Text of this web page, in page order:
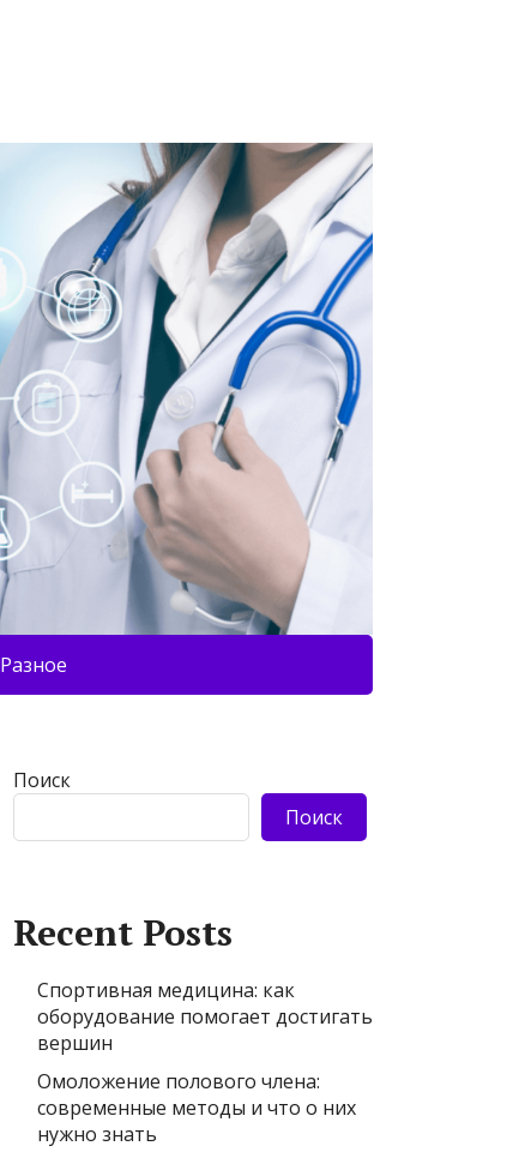
Разное
Поиск
Поиск
Recent Posts
Спортивная медицина: как
оборудование помогает достигать
вершин
Омоложение полового члена:
современные методы и что о них
нужно знать